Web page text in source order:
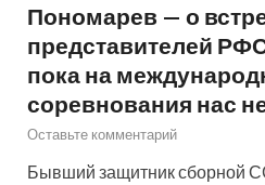
Пономарев — о
представителей
пока на
соревнования нас
Оставьте комментарий
Бывший защитник сборной